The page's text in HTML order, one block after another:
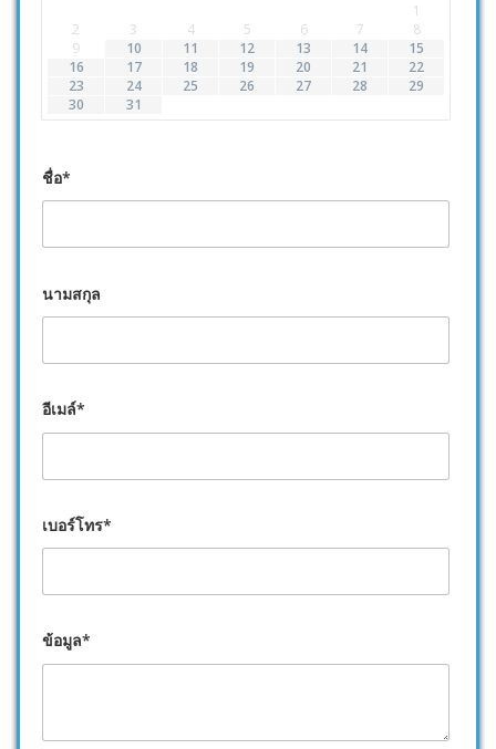
1
2
3 4 5 6 7
8
9
10 11 12 13 14
15
16
17 18 19 20 21
22
23
24 25 26 27 28
29
30
31
ชื่อ*
นามสกุล
อีเมล์*
เบอร์โทร*
ข้อมูล*